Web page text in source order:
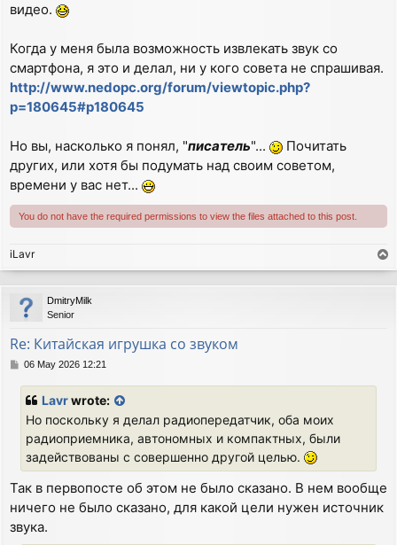
видео.
Когда у меня была возможность извлекать звук со
смартфона, я это и делал, ни у кого совета не спрашивая.
http://www.nedopc.org/forum/viewtopic.php?
p=180645#p180645
Но вы, насколько я понял, "писатель"...
Почитать
других, или хотя бы подумать над своим советом,
времени у вас нет...
You do not have the required permissions to view the files attached to this post.
iLavr
o
p
DmitryMilk
Senior
Re: Китайская игрушка со звуком
P06 May 2026 12:21
Lavrwrote:
Но поскольку я делал радиопередатчик, оба моих
радиоприемника, автономных и компактных, были
задействованы с совершенно другой целью.
Так в первопосте об этом не было сказано. В нем вообще
ничего не было сказано, для какой цели нужен источник
звука.